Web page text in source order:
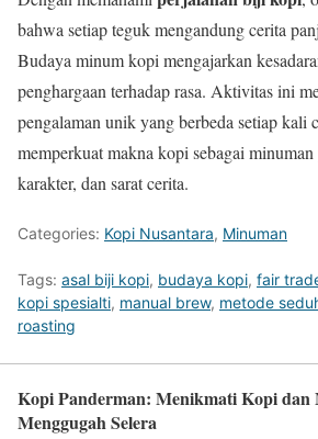
bahwa setiap teguk mengandung cerita
Budaya minum kopi mengajarkan
penghargaan terhadap rasa. Aktivitas ini
pengalaman unik yang berbeda setiap kali
memperkuat makna kopi sebagai
karakter, dan sarat cerita.
Categories: Kopi Nusantara, Minuman
Tags: asal biji kopi, budaya kopi, fair
kopi spesialti, manual brew, metode
roasting
Kopi Panderman: Menikmati Kopi dan
Menggugah Selera